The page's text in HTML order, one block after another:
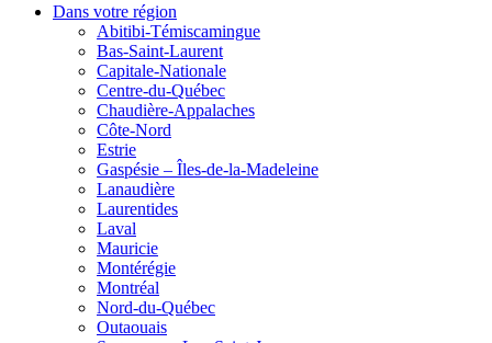
Dans votre région
Abitibi-Témiscamingue
Bas-Saint-Laurent
Capitale-Nationale
Centre-du-Québec
Chaudière-Appalaches
Côte-Nord
Estrie
Gaspésie – Îles-de-la-Madeleine
Lanaudière
Laurentides
Laval
Mauricie
Montérégie
Montréal
Nord-du-Québec
Outaouais